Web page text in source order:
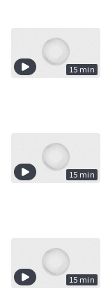
15 min
15 min
15 min